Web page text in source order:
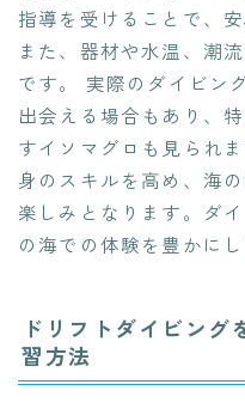
指導を受けることで、
また、器材や水温、潮
です。 実際のダイビン
出会える場合もあり、
すイソマグロも見られ
身のスキルを高め、海
楽しみとなります。ダ
の海での体験を豊かに
ドリフトダイビン
習方法